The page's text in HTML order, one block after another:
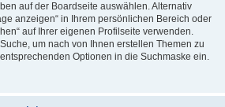
auf der Boardseite auswählen. Alternativ
anzeigen“ in Ihrem persönlichen Bereich oder
auf Ihrer eigenen Profilseite verwenden.
um nach von Ihnen erstellen Themen zu
Optionen in die Suchmaske ein.